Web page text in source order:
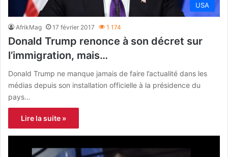
USA
AfrikMag 17 février 2017 1 174
Donald Trump renonce à son décret sur
l’immigration, mais…
Donald Trump ne manque jamais de faire l’actualité dans les
médias depuis son installation officielle à la présidence du
pays…
Lire la suite »